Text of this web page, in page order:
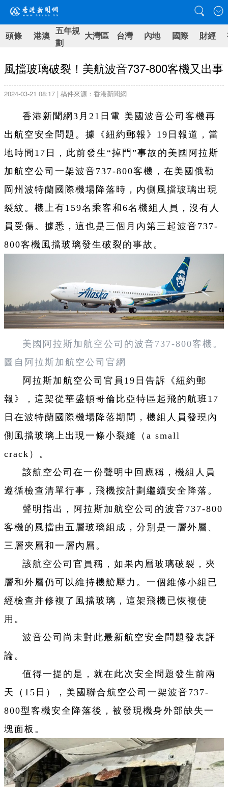
頭條 港澳 五年規
劃
大灣區 台灣 內地 國際 財經
風擋玻璃破裂！美航波音737-800客機又出事
2024-03-21 08:17 | 稿件來源：香港新聞網
香港新聞網3月21日電 美國波音公司客機再
出航空安全問題。據《紐約郵報》19日報道，當
地時間17日，此前發生“掉門”事故的美國阿拉斯
加航空公司一架波音737-800客機，在美國俄勒
岡州波特蘭國際機場降落時，內側風擋玻璃出現
裂紋。機上有159名乘客和6名機組人員，沒有人
員受傷。據悉，這也是三個月內第三起波音737-
800客機風擋玻璃發生破裂的事故。
美國阿拉斯加航空公司的波音737-800客機。
圖自阿拉斯加航空公司官網
阿拉斯加航空公司官員19日告訴《紐約郵
報》，這架從華盛頓哥倫比亞特區起飛的航班17
日在波特蘭國際機場降落期間，機組人員發現內
側風擋玻璃上出現一條小裂縫（a small
crack）。
該航空公司在一份聲明中回應稱，機組人員
遵循檢查清單行事，飛機按計劃繼續安全降落。
聲明指出，阿拉斯加航空公司的波音737-800
客機的風擋由五層玻璃組成，分別是一層外層、
三層夾層和一層內層。
該航空公司官員稱，如果內層玻璃破裂，夾
層和外層仍可以維持機艙壓力。一個維修小組已
經檢查并修複了風擋玻璃，這架飛機已恢複使
用。
波音公司尚未對此最新航空安全問題發表評
論。
值得一提的是，就在此次安全問題發生前兩
天（15日），美國聯合航空公司一架波音737-
800型客機安全降落後，被發現機身外部缺失一
塊面板。